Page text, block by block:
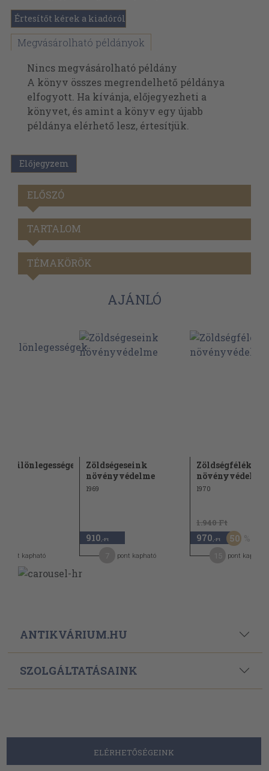
Értesítőt kérek a kiadóról
Megvásárolható példányok
Nincs megvásárolható példány
A könyv összes megrendelhető példánya
elfogyott. Ha kívánja, előjegyezheti a
könyvet, és amint a könyv egy újabb
példánya elérhető lesz, értesítjük.
Előjegyzem
ELŐSZÓ
TARTALOM
TÉMAKÖRÖK
AJÁNLÓ
pont kapható
Zöldségeseink
növényvédelme
1969
910 ,-Ft
pont kapható
Zöldségfélék
növényvédelme
1970
1.940 Ft
970 ,-Ft 50
pont kapható
ANTIKVÁRIUM.HU
SZOLGÁLTATÁSAINK
ELÉRHETŐSÉGEINK